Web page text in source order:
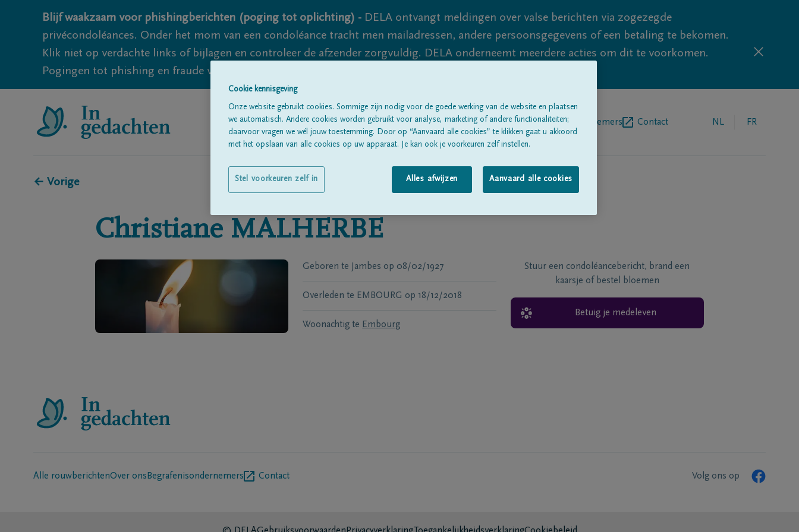
Blijf waakzaam voor phishingberichten (poging tot oplichting) - DELA ontvangt meldingen over valse berichten via zogezegde
privécondoléances. Onder het mom van een condoléance tracht men mailadressen, andere persoonsgegevens of een betaling te bekomen.
Klik niet op verdachte links of bijlagen en controleer de afzender zorgvuldig. DELA onderneemt meerdere acties om dit te voorkomen.
Pogingen tot phishing en fraude vallen echter nooit volledig uit te sluiten, dus blijf waakzaam.
Alle rouwberichten Over onsBegrafenisondernemers Contact NL FR
← Vorige
Christiane MALHERBE
Geboren te Jambes op 08/02/1927
Overleden te EMBOURG op 18/12/2018
Woonachtig te Embourg
Stuur een condoléancebericht, brand een
kaarsje of bestel bloemen
Betuig je medeleven
Alle rouwberichtenOver ons Begrafenisondernemers Contact Volg ons op
Cookie kennisgeving
Onze website gebruikt cookies. Sommige zijn nodig voor de goede werking van de website en plaatsen
we automatisch. Andere cookies worden gebruikt voor analyse, marketing of andere functionaliteiten;
daarvoor vragen we wél jouw toestemming. Door op “Aanvaard alle cookies” te klikken gaat u akkoord
met het opslaan van alle cookies op uw apparaat. Je kan ook je voorkeuren zelf instellen.
Alles afwijzen Aanvaard alle cookies
Stel voorkeuren zelf in